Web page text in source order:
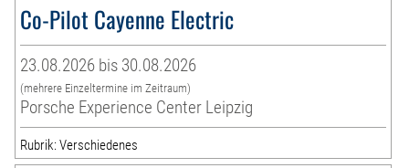
Co-Pilot Cayenne Electric
23.08.2026 bis 30.08.2026
(mehrere Einzeltermine im Zeitraum)
Porsche Experience Center Leipzig
Rubrik: Verschiedenes